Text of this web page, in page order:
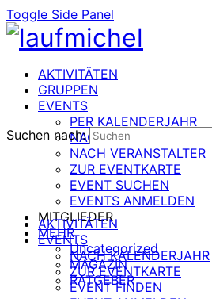
Toggle Side Panel
AKTIVITÄTEN
GRUPPEN
EVENTS
PER KALENDERJAHR
NACH DATUM
NACH VERANSTALTER
ZUR EVENTKARTE
EVENT SUCHEN
EVENTS ANMELDEN
MITGLIEDER
MEHR
Uncategorized
MAGAZIN
RATGEBER
Suchen nach:
AKTIVITÄTEN
EVENTS
NACH KALENDERJAHR
ZUR EVENTKARTE
EVENT FINDEN